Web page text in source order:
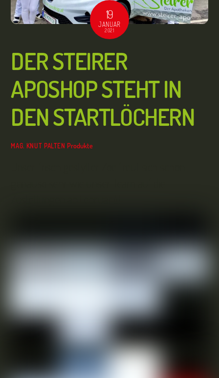
19
JANUAR
2021
DER STEIRER
APOSHOP STEHT IN
DEN STARTLÖCHERN
MAG. KNUT PALTEN Produkte